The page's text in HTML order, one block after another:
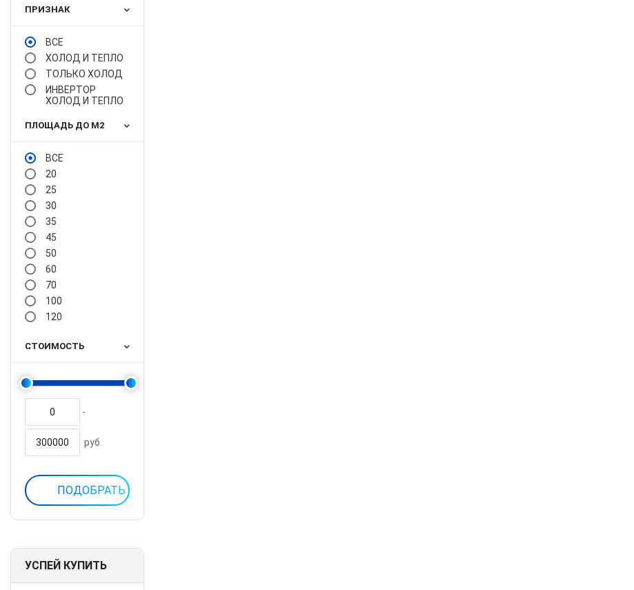
ПРИЗНАК
ВСЕ
ХОЛОД И ТЕПЛО
ТОЛЬКО ХОЛОД
ИНВЕРТОР
ХОЛОД И ТЕПЛО
ПЛОЩАДЬ ДО М2
ВСЕ
20
25
30
35
45
50
60
70
100
120
СТОИМОСТЬ
-
руб.
УСПЕЙ КУПИТЬ